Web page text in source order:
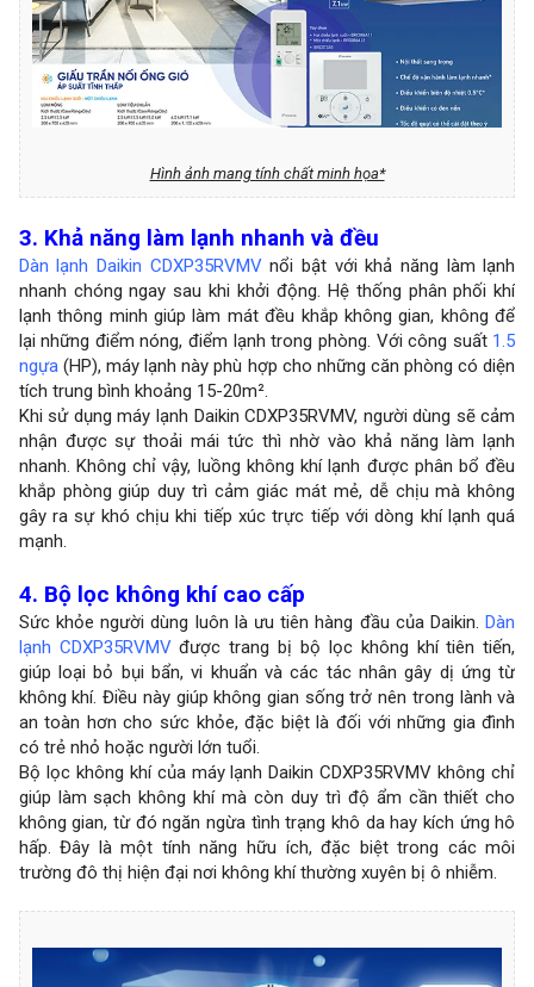
Hình ảnh mang tính chất minh họa*
3. Khả năng làm lạnh nhanh và đều
Dàn lạnh Daikin CDXP35RVMVnổi bật với khả năng làm lạnh
nhanh chóng ngay sau khi khởi động. Hệ thống phân phối khí
lạnh thông minh giúp làm mát đều khắp không gian, không để
lại những điểm nóng, điểm lạnh trong phòng. Với công suất 1.5
ngựa (HP), máy lạnh này phù hợp cho những căn phòng có diện
tích trung bình khoảng 15-20m².
Khi sử dụng máy lạnh Daikin CDXP35RVMV, người dùng sẽ cảm
nhận được sự thoải mái tức thì nhờ vào khả năng làm lạnh
nhanh. Không chỉ vậy, luồng không khí lạnh được phân bổ đều
khắp phòng giúp duy trì cảm giác mát mẻ, dễ chịu mà không
gây ra sự khó chịu khi tiếp xúc trực tiếp với dòng khí lạnh quá
mạnh.
4. Bộ lọc không khí cao cấp
Sức khỏe người dùng luôn là ưu tiên hàng đầu của Daikin.Dàn
lạnh CDXP35RVMVđược trang bị bộ lọc không khí tiên tiến,
giúp loại bỏ bụi bẩn, vi khuẩn và các tác nhân gây dị ứng từ
không khí. Điều này giúp không gian sống trở nên trong lành và
an toàn hơn cho sức khỏe, đặc biệt là đối với những gia đình
có trẻ nhỏ hoặc người lớn tuổi.
Bộ lọc không khí của máy lạnh Daikin CDXP35RVMV không chỉ
giúp làm sạch không khí mà còn duy trì độ ẩm cần thiết cho
không gian, từ đó ngăn ngừa tình trạng khô da hay kích ứng hô
hấp. Đây là một tính năng hữu ích, đặc biệt trong các môi
trường đô thị hiện đại nơi không khí thường xuyên bị ô nhiễm.